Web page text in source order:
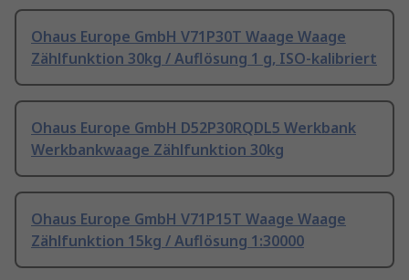
Ohaus Europe GmbH V71P30T Waage Waage
Zählfunktion 30kg / Auflösung 1 g, ISO-kalibriert
Ohaus Europe GmbH D52P30RQDL5 Werkbank
Werkbankwaage Zählfunktion 30kg
Ohaus Europe GmbH V71P15T Waage Waage
Zählfunktion 15kg / Auflösung 1:30000